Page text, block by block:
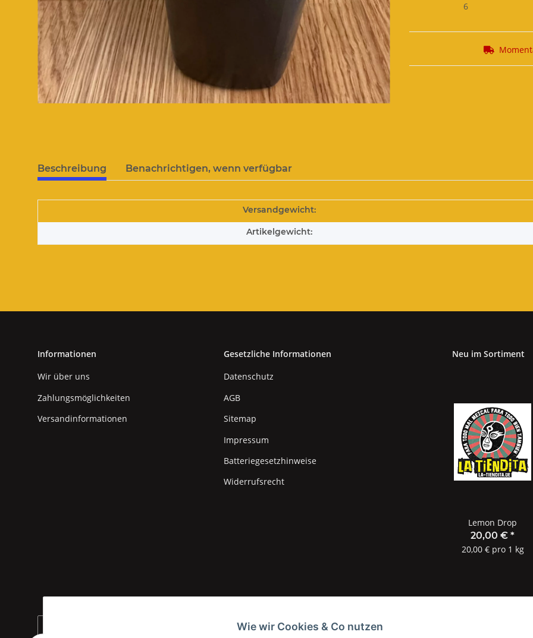
6
Beschreibung Benachrichtigen, wenn verfügbar
Versandgewicht:
Artikelgewicht:
Informationen
Wir über uns
Zahlungsmöglichkeiten
Versandinformationen
Gesetzliche Informationen
Datenschutz
AGB
Sitemap
Impressum
Batteriegesetzhinweise
Widerrufsrecht
Neu im Sortiment
Lemon Drop
20,00 €*
20,00 € pro 1 kg
Wie wir Cookies & Co nutzen